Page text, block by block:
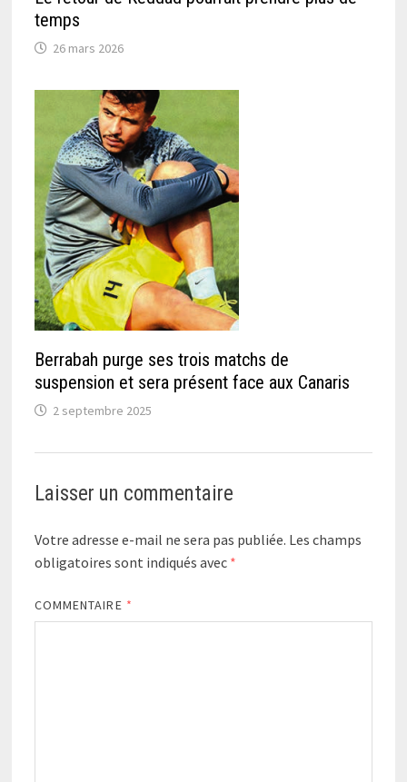
temps
26 mars 2026
Berrabah purge ses trois matchs de
suspension et sera présent face aux Canaris
2 septembre 2025
Laisser un commentaire
Votre adresse e-mail ne sera pas publiée. Les champs
obligatoires sont indiqués avec *
COMMENTAIRE *